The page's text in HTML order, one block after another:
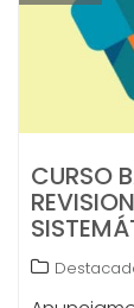
CURSO